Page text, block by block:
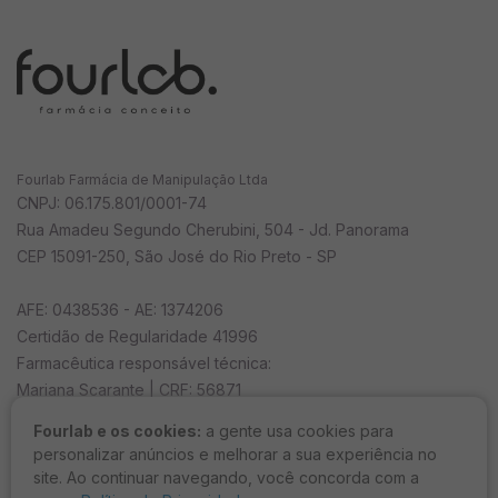
Fourlab e os cookies: a gente usa cookies para
personalizar anúncios e melhorar a sua experiência no
site. Ao continuar navegando, você concorda com a
necessidade e responder as suas dúvidas.
5. Recomendações Gerais
Nunca compre medicamento/cosmético sem orientação de
um profissional habilitado.
Evitar contato com os olhos; caso isto ocorra, lavar com
água em abundância.
descontinuar o uso e procurar orientação médica.
Não use o produto com o prazo de validade vencido.
Manter em temperatura ambiente (15 a 30ºC).
Proteger da luz, do calor e da umidade.
Todo medicamento/cosmético deve ser mantido fora do
alcance das crianças.
Fourlab Farmácia de Manipulação Ltda
CNPJ: 06.175.801/0001-74
Rua Amadeu Segundo Cherubini, 504 - Jd. Panorama
CEP 15091-250, São José do Rio Preto - SP
AFE: 0438536 - AE: 1374206
Certidão de Regularidade 41996
Farmacêutica responsável técnica:
Mariana Scarante | CRF: 56871
Horário de funcionamento
seg a sex das 08h às 18h e sáb das 8h ao 12h